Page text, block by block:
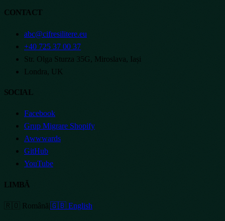
CONTACT
abc@cifresilitere.eu
+40 725 37 00 37
Str. Olga Sturza 35G, Miroslava, Iași
Londra, UK
SOCIAL
Facebook
Grup Migrare Shopify
Awwwards
GitHub
YouTube
LIMBĂ
🇷🇴 Română|🇬🇧 English